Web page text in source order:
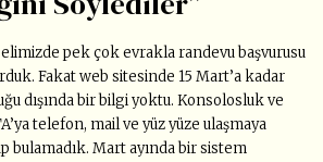
elimizde pek çok evrakla randevu başvurusu
Fakat web sitesinde 15 Mart’a kadar
dışında bir bilgi yoktu. Konsolosluk ve
telefon, mail ve yüz yüze ulaşmaya
bulamadık. Mart ayında bir sistem